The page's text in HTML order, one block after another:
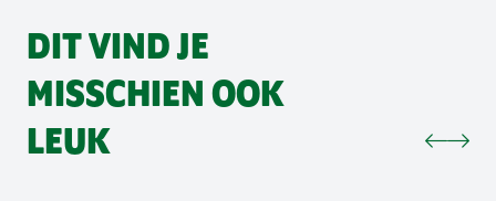
DIT VIND JE
MISSCHIEN OOK
LEUK